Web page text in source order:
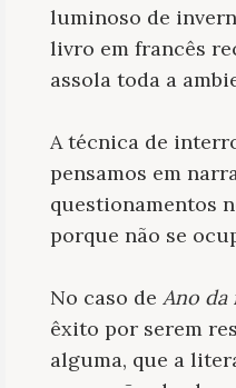
luminoso de
livro em francês
assola toda a
A técnica de
pensamos em
questionamentos
porque não se
No caso de Ano da
êxito por serem
alguma, que a